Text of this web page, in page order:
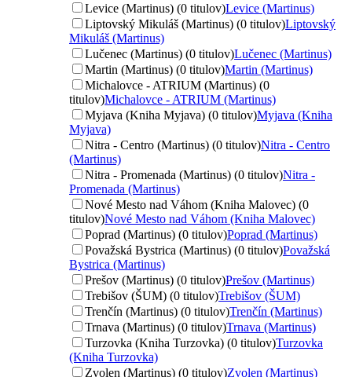
Levice (Martinus) (0 titulov)Levice (Martinus)
Liptovský Mikuláš (Martinus) (0 titulov)Liptovský
Mikuláš (Martinus)
Lučenec (Martinus) (0 titulov)Lučenec (Martinus)
Martin (Martinus) (0 titulov)Martin (Martinus)
Michalovce - ATRIUM (Martinus) (0
titulov)Michalovce - ATRIUM (Martinus)
Myjava (Kniha Myjava) (0 titulov)Myjava (Kniha
Myjava)
Nitra - Centro (Martinus) (0 titulov)Nitra - Centro
(Martinus)
Nitra - Promenada (Martinus) (0 titulov)Nitra -
Promenada (Martinus)
Nové Mesto nad Váhom (Kniha Malovec) (0
titulov)Nové Mesto nad Váhom (Kniha Malovec)
Poprad (Martinus) (0 titulov)Poprad (Martinus)
Považská Bystrica (Martinus) (0 titulov)Považská
Bystrica (Martinus)
Prešov (Martinus) (0 titulov)Prešov (Martinus)
Trebišov (ŠUM) (0 titulov)Trebišov (ŠUM)
Trenčín (Martinus) (0 titulov)Trenčín (Martinus)
Trnava (Martinus) (0 titulov)Trnava (Martinus)
Turzovka (Kniha Turzovka) (0 titulov)Turzovka
(Kniha Turzovka)
Zvolen (Martinus) (0 titulov)Zvolen (Martinus)